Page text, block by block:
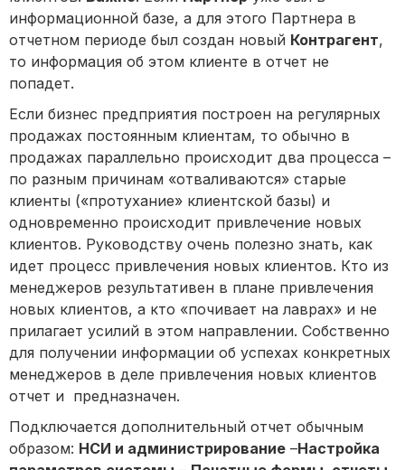
информационной базе, а для этого Партнера в
отчетном периоде был создан новый Контрагент,
то информация об этом клиенте в отчет не
попадет.
Если бизнес предприятия построен на регулярных
продажах постоянным клиентам, то обычно в
продажах параллельно происходит два процесса –
по разным причинам «отваливаются» старые
клиенты («протухание» клиентской базы) и
одновременно происходит привлечение новых
клиентов. Руководству очень полезно знать, как
идет процесс привлечения новых клиентов. Кто из
менеджеров результативен в плане привлечения
новых клиентов, а кто «почивает на лаврах» и не
прилагает усилий в этом направлении. Собственно
для получении информации об успехах конкретных
менеджеров в деле привлечения новых клиентов
отчет и предназначен.
Подключается дополнительный отчет обычным
образом: НСИ и администрирование –Настройка